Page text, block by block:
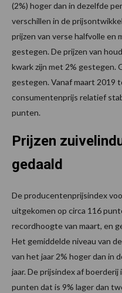
(2%) hoger dan in dezelfde
verschillen in de
prijzen van verse halfvolle en
gestegen. De prijzen van
kwark zijn met 2% gestegen.
gestegen. Vanaf maart 2019
consumentenprijs relatief
punten.
Prijzen
gedaald
De producentenprijsindex
uitgekomen op circa 116
recordhoogte van maart, en
Het gemiddelde niveau van
van het jaar 2% hoger dan in
jaar. De prijsindex af
punten dat is 9% lager dan